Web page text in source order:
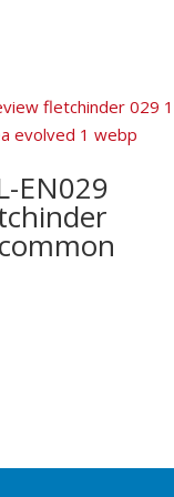
EN029